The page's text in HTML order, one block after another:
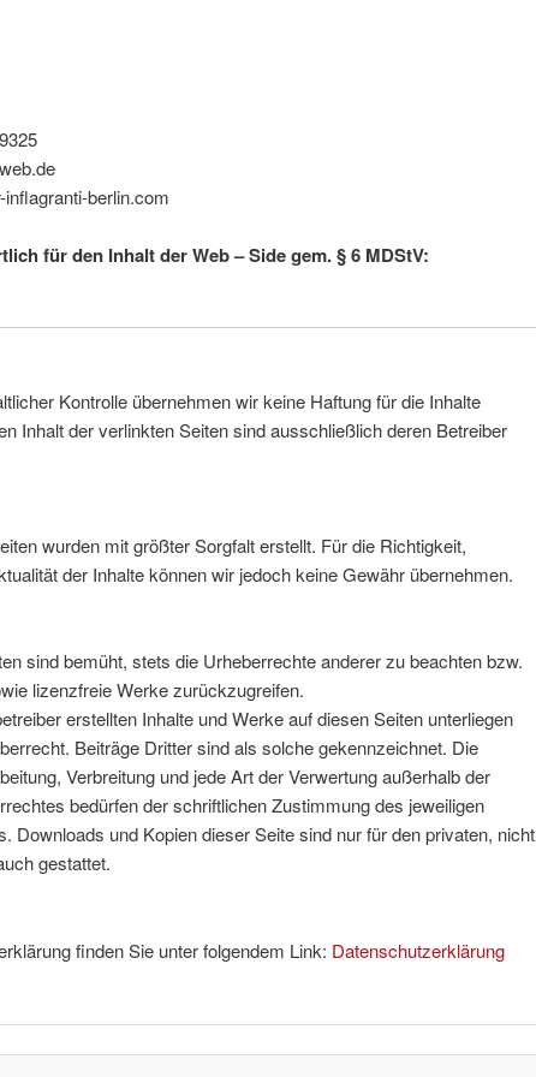
berlin.com
für den Inhalt der Web – Side gem. § 6 MDStV:
Kontrolle übernehmen wir keine Haftung für die Inhalte
Inhalt der verlinkten Seiten sind ausschließlich deren Betreiber
wurden mit größter Sorgfalt erstellt. Für die Richtigkeit,
der Inhalte können wir jedoch keine Gewähr übernehmen.
sind bemüht, stets die Urheberrechte anderer zu beachten bzw.
lizenzfreie Werke zurückzugreifen.
erstellten Inhalte und Werke auf diesen Seiten unterliegen
Beiträge Dritter sind als solche gekennzeichnet. Die
Verbreitung und jede Art der Verwertung außerhalb der
bedürfen der schriftlichen Zustimmung des jeweiligen
Downloads und Kopien dieser Seite sind nur für den privaten, nicht
gestattet.
finden Sie unter folgendem Link: Datenschutzerklärung